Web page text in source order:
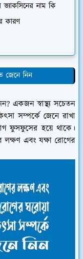
ভ্যাকসিনের নাম কি
কারণ
জেনে নিন
একজন স্বাস্থ্য সচেতন
সম্পর্কে জেনে রাখা
ফুসফুসের হয়ে থাকে।
লক্ষণ এবং যক্ষা রোগের